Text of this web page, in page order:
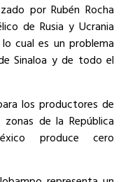
por Rubén Rocha
de Rusia y Ucrania
cual es un problema
Sinaloa y de todo el
los productores de
de la República
produce cero